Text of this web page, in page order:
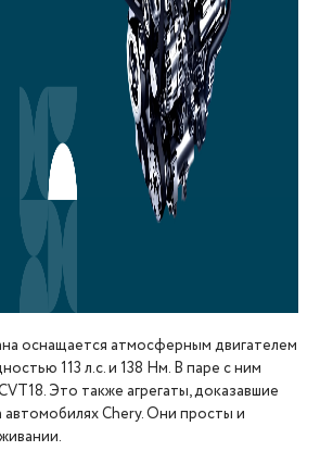
оснащается атмосферным двигателем
113 л.с. и 138 Нм. В паре с ним
Это также агрегаты, доказавшие
Chery. Они просты и